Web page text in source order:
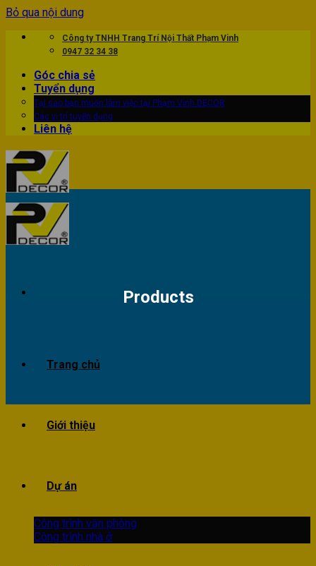
Bỏ qua nội dung
Công ty TNHH Trang Trí Nội Thất Phạm Vinh
0947 32 34 38
Góc chia sẻ
Tuyển dụng
Tại sao bạn muốn làm việc tại Phạm Vinh DECOR
Các vị trí tuyển dụng
Liên hệ
Trang chủ
Giới thiệu
Dự án
Công trình văn phòng
Công trình nhà ở
Products